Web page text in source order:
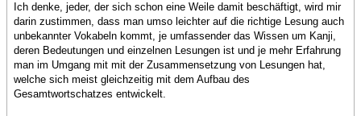
Ich denke, jeder, der sich schon eine Weile damit beschäftigt, wird mir
darin zustimmen, dass man umso leichter auf die richtige Lesung auch
unbekannter Vokabeln kommt, je umfassender das Wissen um Kanji,
deren Bedeutungen und einzelnen Lesungen ist und je mehr Erfahrung
man im Umgang mit mit der Zusammensetzung von Lesungen hat,
welche sich meist gleichzeitig mit dem Aufbau des
Gesamtwortschatzes entwickelt.